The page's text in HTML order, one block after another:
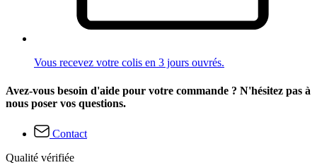
Vous recevez votre colis en 3 jours ouvrés.
Avez-vous besoin d'aide pour votre commande ? N'hésitez pas à
nous poser vos questions.
Contact
Qualité vérifiée